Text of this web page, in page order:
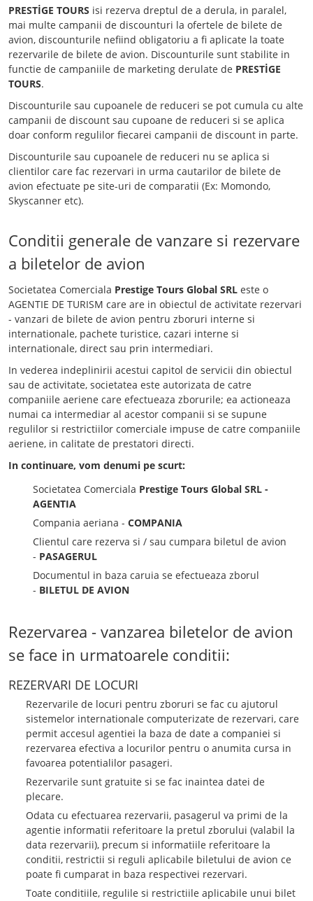
PRESTİGE TOURS isi rezerva dreptul de a derula, in paralel,
mai multe campanii de discounturi la ofertele de bilete de
avion, discounturile nefiind obligatoriu a fi aplicate la toate
rezervarile de bilete de avion. Discounturile sunt stabilite in
functie de campaniile de marketing derulate de PRESTİGE
TOURS.
Discounturile sau cupoanele de reduceri se pot cumula cu alte
campanii de discount sau cupoane de reduceri si se aplica
doar conform regulilor fiecarei campanii de discount in parte.
Discounturile sau cupoanele de reduceri nu se aplica si
clientilor care fac rezervari in urma cautarilor de bilete de
avion efectuate pe site-uri de comparatii (Ex: Momondo,
Skyscanner etc).
Conditii generale de vanzare si rezervare
a biletelor de avion
Societatea Comerciala Prestige Tours Global SRL este o
AGENTIE DE TURISM care are in obiectul de activitate rezervari
- vanzari de bilete de avion pentru zboruri interne si
internationale, pachete turistice, cazari interne si
internationale, direct sau prin intermediari.
In vederea indeplinirii acestui capitol de servicii din obiectul
sau de activitate, societatea este autorizata de catre
companiile aeriene care efectueaza zborurile; ea actioneaza
numai ca intermediar al acestor companii si se supune
regulilor si restrictiilor comerciale impuse de catre companiile
aeriene, in calitate de prestatori directi.
In continuare, vom denumi pe scurt:
Societatea Comerciala Prestige Tours Global SRL -
AGENTIA
Compania aeriana - COMPANIA
Clientul care rezerva si / sau cumpara biletul de avion
- PASAGERUL
Documentul in baza caruia se efectueaza zborul
- BILETUL DE AVION
Rezervarea - vanzarea biletelor de avion
se face in urmatoarele conditii:
REZERVARI DE LOCURI
Rezervarile de locuri pentru zboruri se fac cu ajutorul
sistemelor internationale computerizate de rezervari, care
permit accesul agentiei la baza de date a companiei si
rezervarea efectiva a locurilor pentru o anumita cursa in
favoarea potentialilor pasageri.
Rezervarile sunt gratuite si se fac inaintea datei de
plecare.
Odata cu efectuarea rezervarii, pasagerul va primi de la
agentie informatii referitoare la pretul zborului (valabil la
data rezervarii), precum si informatiile referitoare la
conditii, restrictii si reguli aplicabile biletului de avion ce
poate fi cumparat in baza respectivei rezervari.
Toate conditiile, regulile si restrictiile aplicabile unui bilet